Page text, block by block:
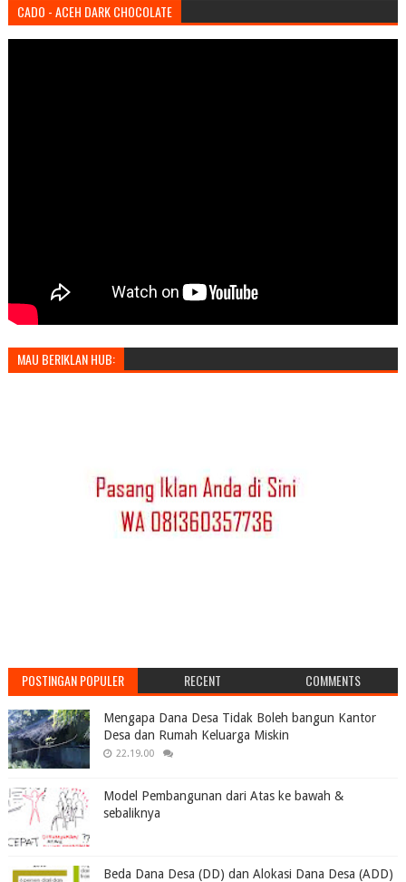
CADO - ACEH DARK CHOCOLATE
MAU BERIKLAN HUB:
POSTINGAN POPULER RECENT COMMENTS
Mengapa Dana Desa Tidak Boleh bangun Kantor
Desa dan Rumah Keluarga Miskin
22.19.00
Model Pembangunan dari Atas ke bawah &
sebaliknya
Beda Dana Desa (DD) dan Alokasi Dana Desa (ADD)